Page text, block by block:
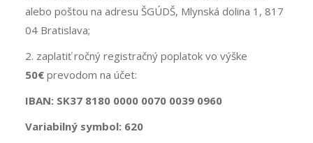
alebo poštou na adresu ŠGÚDŠ, Mlynská dolina 1, 817
04 Bratislava;
2. zaplatiť ročný registračný poplatok vo výške
50€prevodom na účet:
IBAN: SK37 8180 0000 0070 0039 0960
Variabilný symbol: 620